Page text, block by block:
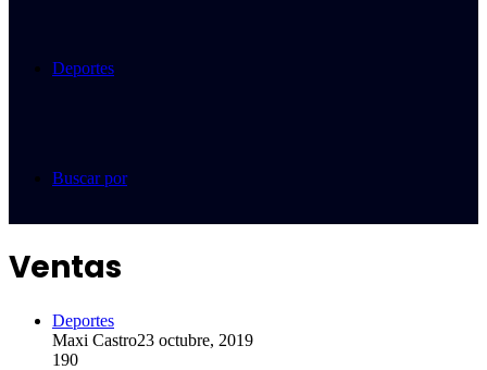
Deportes
Buscar por
Ventas
Deportes
Maxi Castro23 octubre, 2019
190